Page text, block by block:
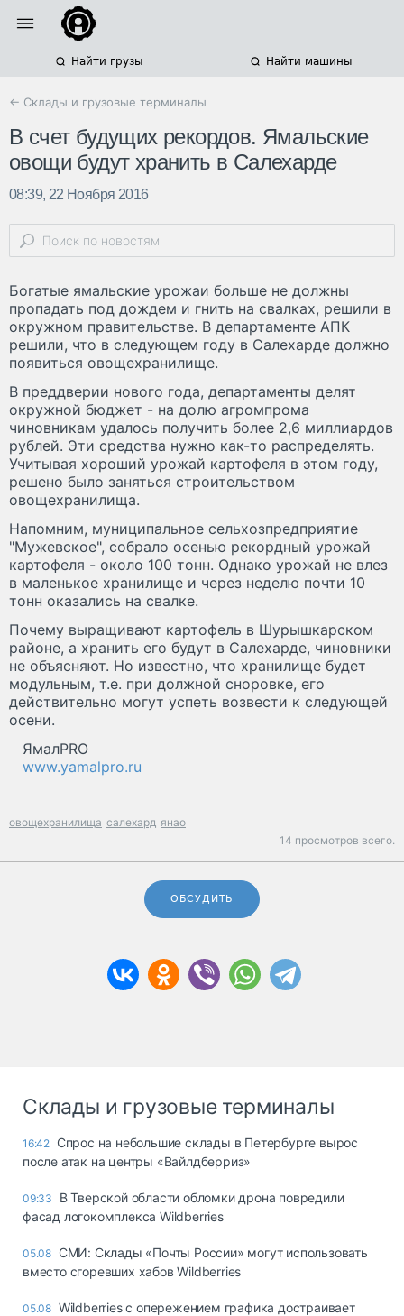
Найти грузы Найти машины
← Склады и грузовые терминалы
В счет будущих рекордов. Ямальские
овощи будут хранить в Салехарде
08:39, 22 Ноября 2016
Богатые ямальские урожаи больше не должны
пропадать под дождем и гнить на свалках, решили в
окружном правительстве. В департаменте АПК
решили, что в следующем году в Салехарде должно
появиться овощехранилище.
В преддверии нового года, департаменты делят
окружной бюджет - на долю агромпрома
чиновникам удалось получить более 2,6 миллиардов
рублей. Эти средства нужно как-то распределять.
Учитывая хороший урожай картофеля в этом году,
решено было заняться строительством
овощехранилища.
Напомним, муниципальное сельхозпредприятие
"Мужевское", собрало осенью рекордный урожай
картофеля - около 100 тонн. Однако урожай не влез
в маленькое хранилище и через неделю почти 10
тонн оказались на свалке.
Почему выращивают картофель в Шурышкарском
районе, а хранить его будут в Салехарде, чиновники
не объясняют. Но известно, что хранилище будет
модульным, т.е. при должной сноровке, его
действительно могут успеть возвести к следующей
осени.
ЯмалPRO
www.yamalpro.ru
овощехранилища салехард янао
14 просмотров всего.
ОБСУДИТЬ
Склады и грузовые терминалы
16:42 Спрос на небольшие склады в Петербурге вырос
после атак на центры «Вайлдберриз»
09:33
В Тверской области обломки дрона повредили
фасад логокомплекса Wildberries
05.08 СМИ: Склады «Почты России» могут использовать
вместо сгоревших хабов Wildberries
05.08 Wildberries с опережением графика достраивает